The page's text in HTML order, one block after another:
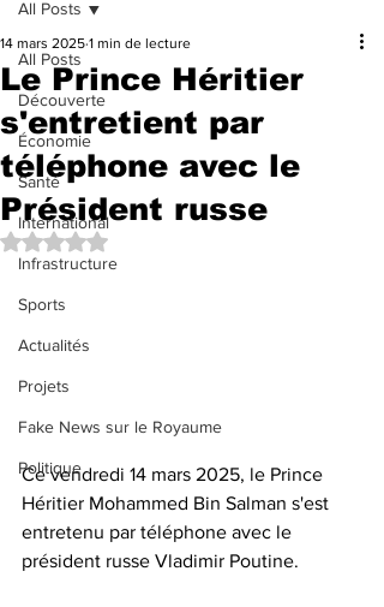
All Posts
Découverte
Économie
Santé
International
Infrastructure
Sports
Actualités
Projets
Fake News sur le Royaume
Politique
All Posts
Le Prince Héritier
s'entretient par
téléphone avec le
Président russe
14 mars 2025 1 min de lecture
Noté NaN étoiles sur 5.
Ce vendredi 14 mars 2025, le Prince
Héritier Mohammed Bin Salman s'est
entretenu par téléphone avec le
président russe Vladimir Poutine.